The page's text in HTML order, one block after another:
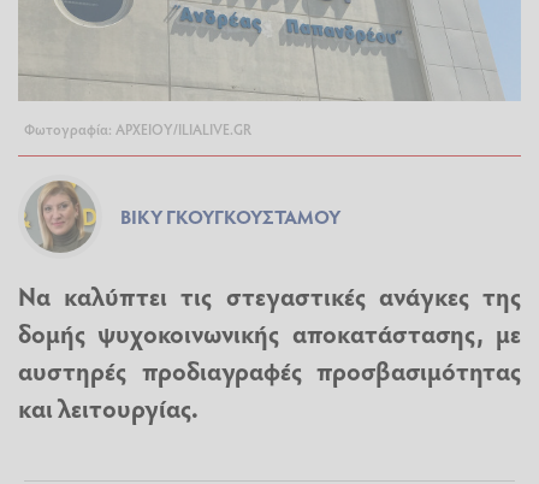
Φωτογραφία: ΑΡΧΕΙΟΥ/ILIALIVE.GR
ΒΊΚΥ ΓΚΟΥΓΚΟΥΣΤΆΜΟΥ
Να καλύπτει τις στεγαστικές ανάγκες της
δομής ψυχοκοινωνικής αποκατάστασης, με
αυστηρές προδιαγραφές προσβασιμότητας
και λειτουργίας.